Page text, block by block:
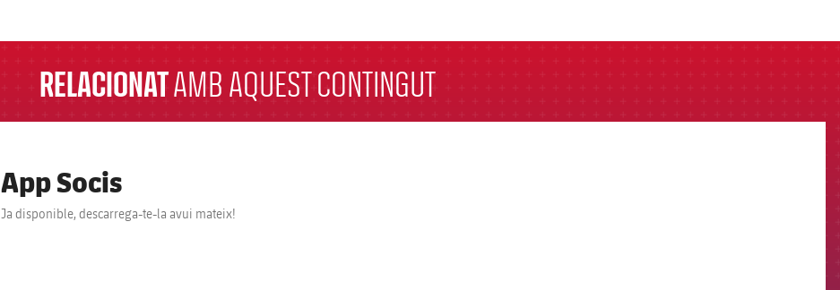
RELACIONATAMB AQUEST CONTINGUT
App Socis
Ja disponible, descarrega-te-la avui mateix!